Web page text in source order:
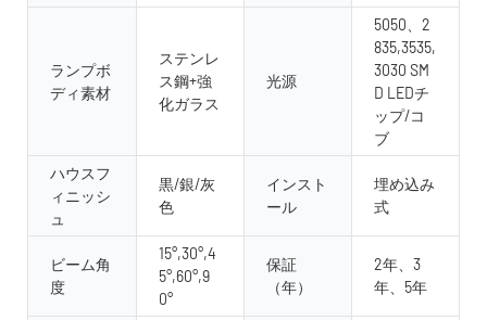
ランプボ
ディ素材
ステンレ
ス鋼+強
化ガラス
光源
5050、2
835,3535,
3030 SM
D LEDチ
ップ/コ
ブ
ハウスフ
ィニッシ
ュ
黒/銀/灰
色
インスト
ール
埋め込み
式
ビーム角
度
15°,30°,4
5°,60°,9
0°
保証
（年）
2年、3
年、5年